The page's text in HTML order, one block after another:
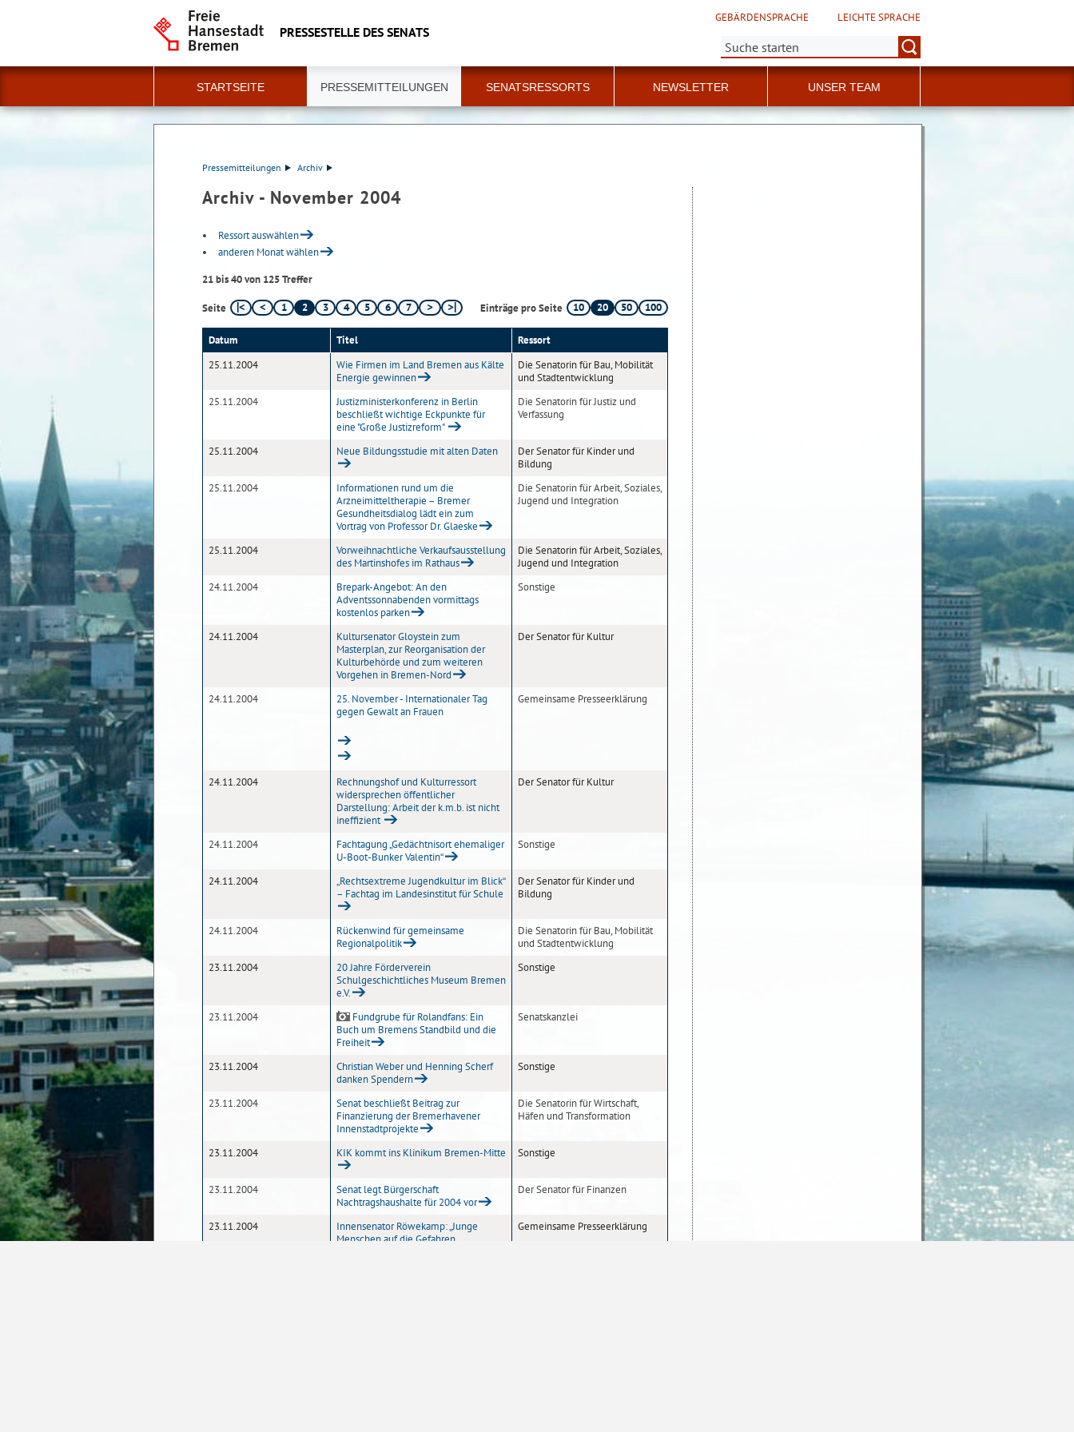
PRESSESTELLE DES SENATS
GEBÄRDENSPRACHE
LEICHTE SPRACHE
Suche:
STARTSEITE PRESSEMITTEILUNGEN SENATSRESSORTS NEWSLETTER UNSER TEAM
Pressemitteilungen Archiv
Archiv - November 2004
Ressort auswählen
anderen Monat wählen
21 bis 40 von 125 Treffer
Seite 1 2 3 4 5 6 7 Einträge pro Seite 10 20 50 100
Datum Titel
Ressort
25.11.2004
Wie Firmen im Land Bremen aus Kälte
Energie gewinnen
Die Senatorin für Bau, Mobilität
und Stadtentwicklung
25.11.2004
Justizministerkonferenz in Berlin
beschließt wichtige Eckpunkte für
eine "Große Justizreform"
Die Senatorin für Justiz und
Verfassung
25.11.2004 Neue Bildungsstudie mit alten Daten
Der Senator für Kinder und
Bildung
25.11.2004
Informationen rund um die
Arzneimitteltherapie – Bremer
Gesundheitsdialog lädt ein zum
Vortrag von Professor Dr. Glaeske
Die Senatorin für Arbeit, Soziales,
Jugend und Integration
25.11.2004
Vorweihnachtliche Verkaufsausstellung
des Martinshofes im Rathaus
Die Senatorin für Arbeit, Soziales,
Jugend und Integration
24.11.2004
Brepark-Angebot: An den
Adventssonnabenden vormittags
kostenlos parken
Sonstige
24.11.2004
Kultursenator Gloystein zum
Masterplan, zur Reorganisation der
Kulturbehörde und zum weiteren
Vorgehen in Bremen-Nord
Der Senator für Kultur
24.11.2004
25. November - Internationaler Tag
gegen Gewalt an Frauen
Gemeinsame Presseerklärung
24.11.2004
Rechnungshof und Kulturressort
widersprechen öffentlicher
Darstellung: Arbeit der k.m.b. ist nicht
ineffizient
Der Senator für Kultur
24.11.2004
Fachtagung „Gedächtnisort ehemaliger
U-Boot-Bunker Valentin“
Sonstige
24.11.2004
„Rechtsextreme Jugendkultur im Blick“
– Fachtag im Landesinstitut für Schule
Der Senator für Kinder und
Bildung
24.11.2004
Rückenwind für gemeinsame
Regionalpolitik
Die Senatorin für Bau, Mobilität
und Stadtentwicklung
23.11.2004
20 Jahre Förderverein
Schulgeschichtliches Museum Bremen
e.V.
Sonstige
23.11.2004
Fundgrube für Rolandfans: Ein
Buch um Bremens Standbild und die
Freiheit
Senatskanzlei
23.11.2004
Christian Weber und Henning Scherf
danken Spendern
Sonstige
23.11.2004
Senat beschließt Beitrag zur
Finanzierung der Bremerhavener
Innenstadtprojekte
Die Senatorin für Wirtschaft,
Häfen und Transformation
23.11.2004 KIK kommt ins Klinikum Bremen-Mitte Sonstige
23.11.2004
Senat legt Bürgerschaft
Nachtragshaushalte für 2004 vor
Der Senator für Finanzen
23.11.2004
Innensenator Röwekamp: „Junge
Menschen auf die Gefahren
Gemeinsame Presseerklärung